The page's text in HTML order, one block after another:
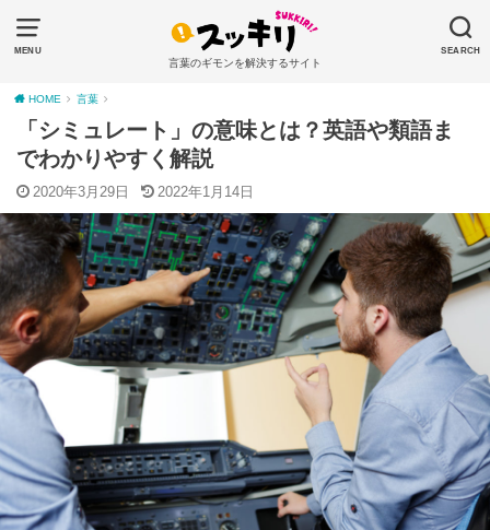
MENU SEARCH
言葉のギモンを解決するサイト
HOME 言葉
「シミュレート」の意味とは？英語や類語ま
でわかりやすく解説
2020年3月29日 2022年1月14日